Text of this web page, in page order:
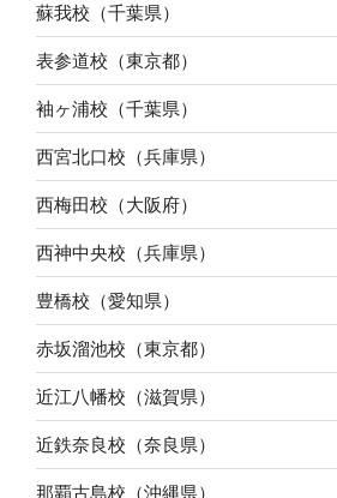
蘇我校（千葉県）
表参道校（東京都）
袖ヶ浦校（千葉県）
西宮北口校（兵庫県）
西梅田校（大阪府）
西神中央校（兵庫県）
豊橋校（愛知県）
赤坂溜池校（東京都）
近江八幡校（滋賀県）
近鉄奈良校（奈良県）
那覇古島校（沖縄県）